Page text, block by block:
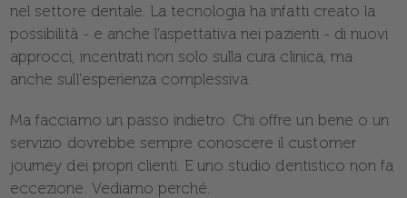
nel settore dentale. La tecnologia ha infatti creato la
possibilità - e anche l’aspettativa nei pazienti - di nuovi
approcci, incentrati non solo sulla cura clinica, ma
anche sull'esperienza complessiva.
Ma facciamo un passo indietro. Chi offre un bene o un
servizio dovrebbe sempre conoscere il customer
journey dei propri clienti. E uno studio dentistico non fa
eccezione. Vediamo perché.